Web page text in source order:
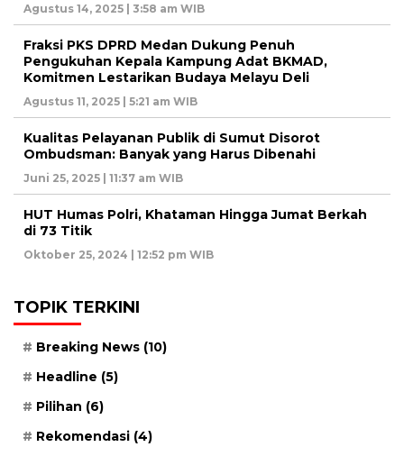
Agustus 14, 2025 | 3:58 am WIB
Fraksi PKS DPRD Medan Dukung Penuh
Pengukuhan Kepala Kampung Adat BKMAD,
Komitmen Lestarikan Budaya Melayu Deli
Agustus 11, 2025 | 5:21 am WIB
Kualitas Pelayanan Publik di Sumut Disorot
Ombudsman: Banyak yang Harus Dibenahi
Juni 25, 2025 | 11:37 am WIB
HUT Humas Polri, Khataman Hingga Jumat Berkah
di 73 Titik
Oktober 25, 2024 | 12:52 pm WIB
TOPIK TERKINI
Breaking News (10)
Headline (5)
Pilihan (6)
Rekomendasi (4)